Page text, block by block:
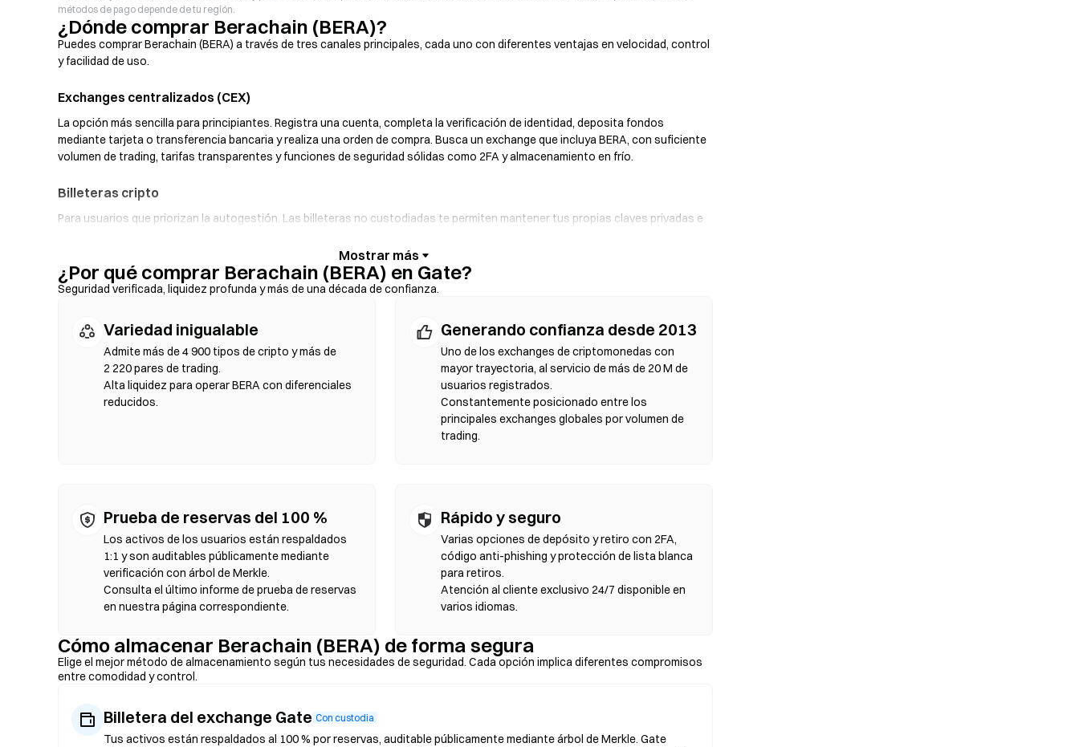
métodos de pago depende de tu región.
¿Dónde comprar Berachain (BERA)?
Puedes comprar Berachain (BERA) a través de tres canales principales, cada uno con diferentes ventajas en velocidad, control
y facilidad de uso.
Exchanges centralizados (CEX)
La opción más sencilla para principiantes. Registra una cuenta, completa la verificación de identidad, deposita fondos
mediante tarjeta o transferencia bancaria y realiza una orden de compra. Busca un exchange que incluya BERA, con suficiente
volumen de trading, tarifas transparentes y funciones de seguridad sólidas como 2FA y almacenamiento en frío.
Billeteras cripto
Para usuarios que priorizan la autogestión. Las billeteras no custodiadas te permiten mantener tus propias claves privadas e
fiat, que te permite comprar BERA con tarjeta de crédito sin pasar primero por un exchange. Asegúrate de respaldar bajo
seguro tu frase semilla y verifica las direcciones de los contratos antes de confirmar cualquier transacción.
Opera de forma peer-to-peer (entre usuarios) sin intermediarios. Los DEX usan contratos inteligentes para ejecutar
intercambios on-chain (en la cadena), sin necesidad de registro ni verificación de identidad. Conecta una billetera compatible,
selecciona el par de tokens, establece la tolerancia de deslizamiento y confirma el intercambio. Ten en cuenta que se aplican
tarifas de gas y los precios pueden variar respecto a los mercados centralizados debido a la profundidad de liquidez. La
mayoría de la actividad en DEX se realiza en cadenas compatibles con EVM, como Ethereum, BNB Chain y Polygon.
¿Por qué comprar Berachain (BERA) en Gate?
Seguridad verificada, liquidez profunda y más de una década de confianza.
Variedad inigualable
Admite más de 4 900 tipos de cripto y más de
2 220 pares de trading.
Alta liquidez para operar BERA con diferenciales
reducidos.
Generando confianza desde 2013
Uno de los exchanges de criptomonedas con
mayor trayectoria, al servicio de más de 20 M de
usuarios registrados.
Constantemente posicionado entre los
principales exchanges globales por volumen de
trading.
Prueba de reservas del 100 %
Los activos de los usuarios están respaldados
1:1 y son auditables públicamente mediante
verificación con árbol de Merkle.
Consulta el último informe de prueba de reservas
en nuestra página correspondiente.
Rápido y seguro
Varias opciones de depósito y retiro con 2FA,
código anti-phishing y protección de lista blanca
para retiros.
Atención al cliente exclusivo 24/7 disponible en
varios idiomas.
Cómo almacenar Berachain (BERA) de forma segura
Elige el mejor método de almacenamiento según tus necesidades de seguridad. Cada opción implica diferentes compromisos
entre comodidad y control.
Billetera del exchange Gate Con custodia
Tus activos están respaldados al 100 % por reservas, auditable públicamente mediante árbol de Merkle. Gate